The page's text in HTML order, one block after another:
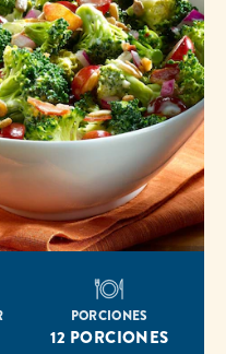
PORCIONES
12 PORCIONES